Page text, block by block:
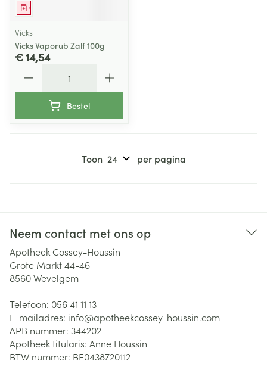
Geneesmiddel
Vicks
Vicks Vaporub Zalf 100g
€ 14,54
Bestel
Toon per pagina
Neem contact met ons op
Apotheek Cossey-Houssin
Grote Markt 44-46
8560Wevelgem
Telefoon: 056 41 11 13
E-mailadres: info@apotheekcossey-houssin.com
APB nummer: 344202
Apotheek titularis: Anne Houssin
BTW nummer: BE0438720112